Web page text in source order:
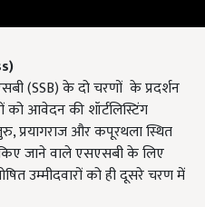
)
(SSB) के दो चरणों के प्रदर्शन
को आवेदन की शॉर्टलिस्टिंग
प्रयागराज और कपूरथला स्थित
जाने वाले एसएसबी के लिए
उम्मीदवारों को ही दूसरे चरण में